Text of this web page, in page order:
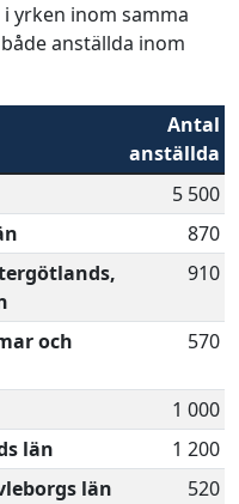
yrken inom samma
anställda inom
Antal
anställda
5 500
870
910
och
570
1 000
län
1 200
län
520